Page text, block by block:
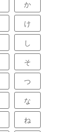
か
け
し
そ
つ
な
ね